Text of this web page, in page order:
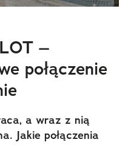
–
połączenie
a wraz z nią
Jakie połączenia